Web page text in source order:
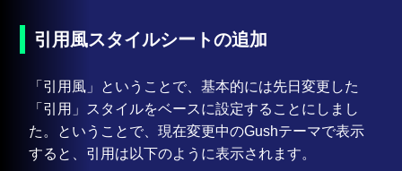
引用風スタイルシートの追加
「引用風」ということで、基本的には先日変更した
「引用」スタイルをベースに設定することにしまし
た。ということで、現在変更中のGushテーマで表示
すると、引用は以下のように表示されます。